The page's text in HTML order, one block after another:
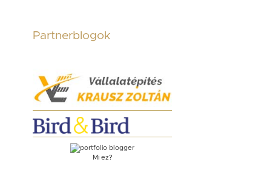
Partnerblogok
Mi ez?